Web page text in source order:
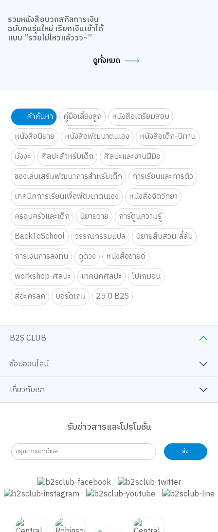
รวมหนังสือบวกสกิลการเงิน
คำค้นหา คู่มือเลี้ยงลูก
หนังสือเตรียมสอบ
หนังสือนิยาย
หนังสือพัฒนาตนเอง
หนังสือเด็ก-นิทาน
มังงะ
ศิลปะสำหรับเด็ก
ศิลปะและงานฝีมือ
ของเล่นเสริมพัฒนาการสำหรับเด็ก
การเรียนและการติว
เทคนิคการเรียนเพื่อพัฒนาตนเอง
หนังสือจิตวิทยา
ครอบครัวและเด็ก
นิยายวาย
การ์ตูนความรู้
BackToSchool
วรรณกรรมแปล
นิยายสืบสวน-ลี้ลับ
การเงินการลงทุน
ดูดวง
หนังสือขายดี
workshop-ศิลปะ
เทคนิคศิลปะ
โปเกมอน
B2S CLUB
ช้อปออนไลน์
เกี่ยวกับเรา
รับข่าวสารและโปรโมชั่น